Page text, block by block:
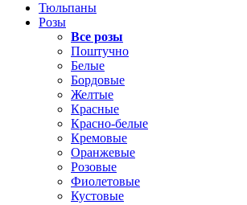
Тюльпаны
Розы
Все розы
Поштучно
Белые
Бордовые
Желтые
Красные
Красно-белые
Кремовые
Оранжевые
Розовые
Фиолетовые
Кустовые